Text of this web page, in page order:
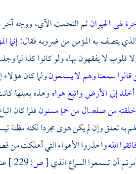
لهي الحيوانثم التحمت الآي، ووجه
الذي يتصف به المؤمن من ضروبه فقال:إنما
قلوب لا يفقهون بها، ولو كانوا كذا لما
قالوا سمعنا وهم لا يسمعونولما كان
إلى الأرض واتبع هواهوهذه بعينها
من صلصال من حمإ مسنونفلما كان
به تعلق وإن لم يكن هوى مجردا لكنه مظنة
فاتقوا اللهواحذروا الأهواء التي أهلكت من
أن تسمعوا السماع الذي[ص:229 ]